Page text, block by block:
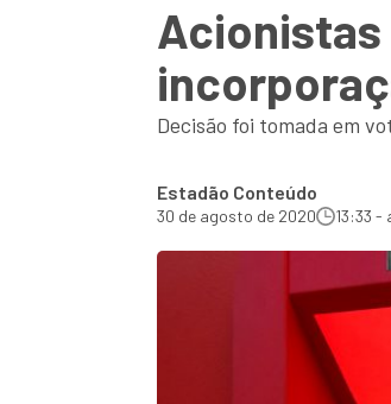
Acionistas
Decisão foi tomada em
Estadão Conteúdo
30 de agosto de 2020 13:33 -